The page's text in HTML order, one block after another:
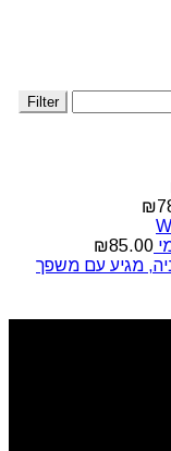
Filter
₪
₪85.00
גרמניה, מגיע עם משפך